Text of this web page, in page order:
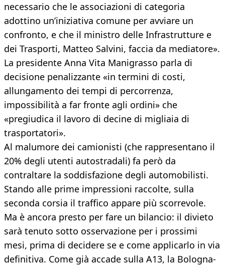
necessario che le associazioni di categoria
adottino un’iniziativa comune per avviare un
confronto, e che il ministro delle Infrastrutture e
dei Trasporti, Matteo Salvini, faccia da mediatore».
La presidente Anna Vita Manigrasso parla di
decisione penalizzante «in termini di costi,
allungamento dei tempi di percorrenza,
impossibilità a far fronte agli ordini» che
«pregiudica il lavoro di decine di migliaia di
trasportatori».
Al malumore dei camionisti (che rappresentano il
20% degli utenti autostradali) fa però da
contraltare la soddisfazione degli automobilisti.
Stando alle prime impressioni raccolte, sulla
seconda corsia il traffico appare più scorrevole.
Ma è ancora presto per fare un bilancio: il divieto
sarà tenuto sotto osservazione per i prossimi
mesi, prima di decidere se e come applicarlo in via
definitiva. Come già accade sulla A13, la Bologna-